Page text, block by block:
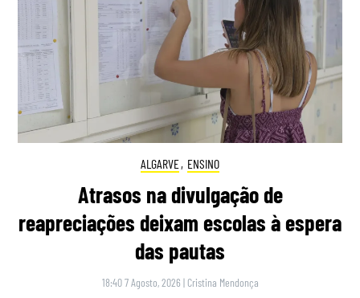
ALGARVE, ENSINO
Atrasos na divulgação de
reapreciações deixam escolas à espera
das pautas
18:40 7 Agosto, 2026 | Cristina Mendonça